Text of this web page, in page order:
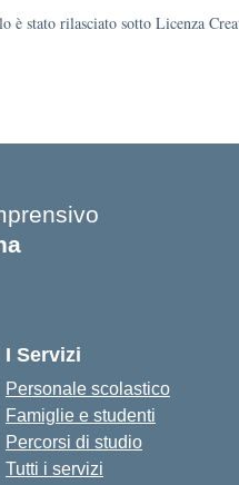
è stato rilasciato sotto Licenza
I Servizi
Personale scolastico
Famiglie e studenti
Percorsi di studio
Tutti i servizi